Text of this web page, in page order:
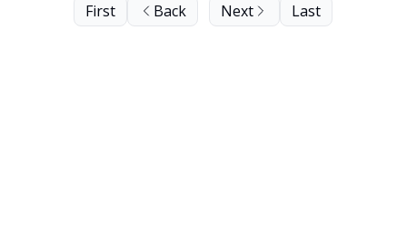
First Back Next Last